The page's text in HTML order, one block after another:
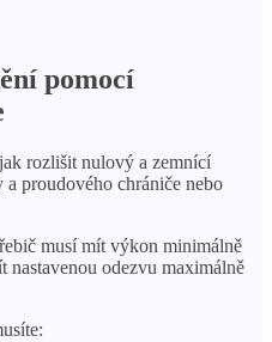
pomocí
rozlišit nulový a zemnící
proudového chrániče nebo
musí mít výkon minimálně
odezvu maximálně